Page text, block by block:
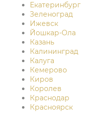
Екатеринбург
Зеленоград
Ижевск
Йошкар-Ола
Казань
Калининград
Калуга
Кемерово
Киров
Королев
Краснодар
Красноярск